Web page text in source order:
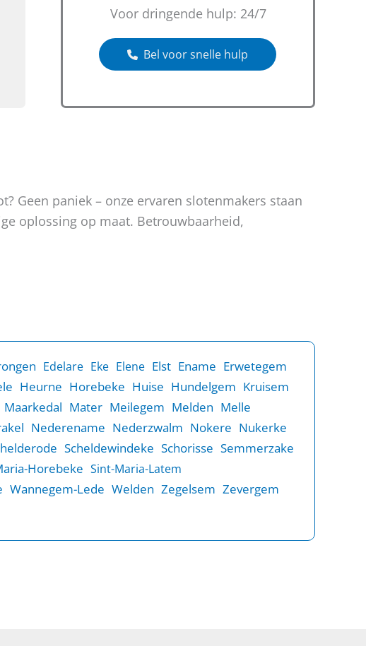
Voor dringende hulp: 24/7
Bel voor snelle hulp
Geen paniek – onze ervaren slotenmakers staan
oplossing op maat. Betrouwbaarheid,
Edelare Eke Elene Elst Ename Erwetegem
Heurne Horebeke Huise Hundelgem Kruisem
Maarkedal Mater Meilegem Melden Melle
Nederename Nederzwalm Nokere Nukerke
Scheldewindeke Schorisse Semmerzake
Horebeke Sint-Maria-Latem
Wannegem-Lede Welden Zegelsem Zevergem